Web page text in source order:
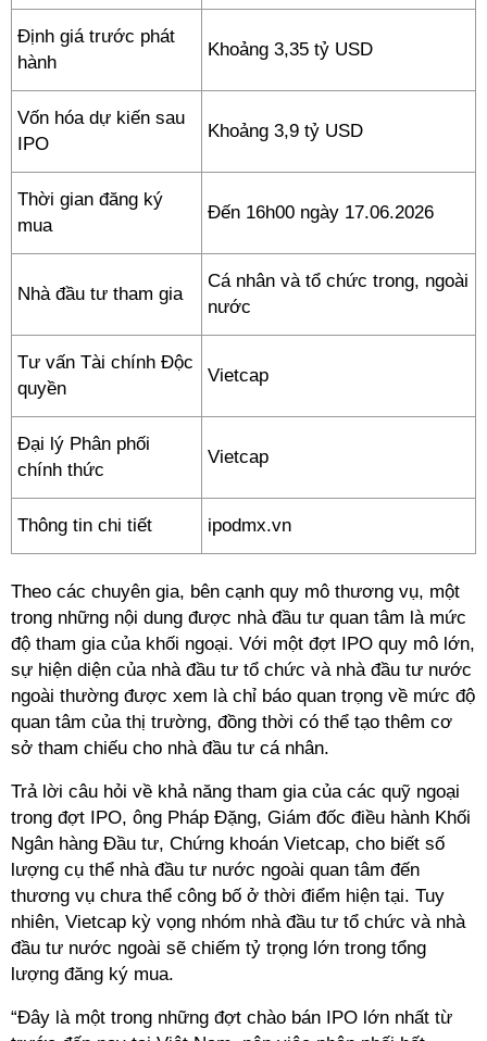
Định giá trước phát
hành
Khoảng 3,35 tỷ USD
Vốn hóa dự kiến sau
IPO
Khoảng 3,9 tỷ USD
Thời gian đăng ký
mua
Đến 16h00 ngày 17.06.2026
Nhà đầu tư tham gia
Cá nhân và tổ chức trong, ngoài
nước
Tư vấn Tài chính Độc
quyền
Vietcap
Đại lý Phân phối
chính thức
Vietcap
Thông tin chi tiết ipodmx.vn
Theo các chuyên gia, bên cạnh quy mô thương vụ, một
trong những nội dung được nhà đầu tư quan tâm là mức
độ tham gia của khối ngoại. Với một đợt IPO quy mô lớn,
sự hiện diện của nhà đầu tư tổ chức và nhà đầu tư nước
ngoài thường được xem là chỉ báo quan trọng về mức độ
quan tâm của thị trường, đồng thời có thể tạo thêm cơ
sở tham chiếu cho nhà đầu tư cá nhân.
Trả lời câu hỏi về khả năng tham gia của các quỹ ngoại
trong đợt IPO, ông Pháp Đặng, Giám đốc điều hành Khối
Ngân hàng Đầu tư, Chứng khoán Vietcap, cho biết số
lượng cụ thể nhà đầu tư nước ngoài quan tâm đến
thương vụ chưa thể công bố ở thời điểm hiện tại. Tuy
nhiên, Vietcap kỳ vọng nhóm nhà đầu tư tổ chức và nhà
đầu tư nước ngoài sẽ chiếm tỷ trọng lớn trong tổng
lượng đăng ký mua.
“Đây là một trong những đợt chào bán IPO lớn nhất từ